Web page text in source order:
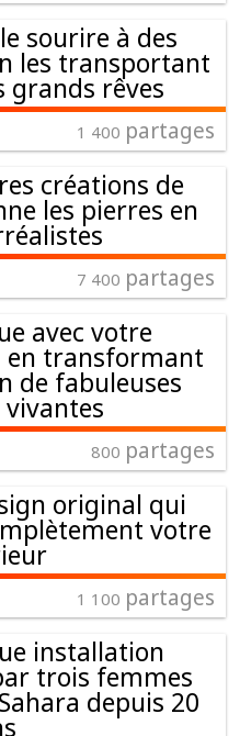
sourire à des
les transportant
grands rêves
1 400 partages
créations de
les pierres en
7 400 partages
avec votre
en transformant
de fabuleuses
800 partages
original qui
votre
1 100 partages
installation
trois femmes
depuis 20